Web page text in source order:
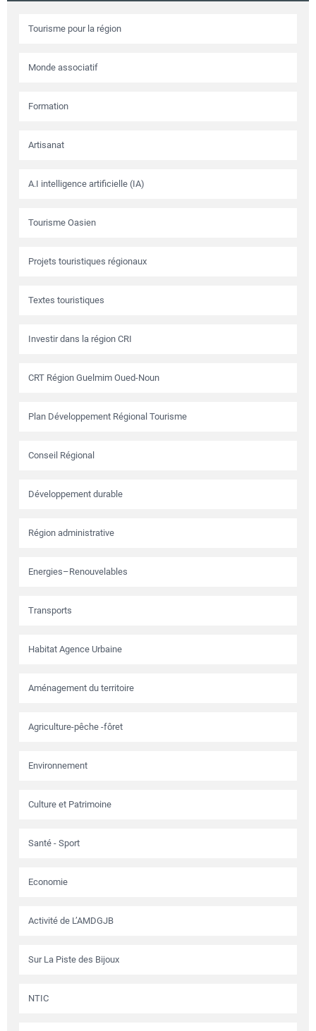
Tourisme pour la région
Monde associatif
Formation
Artisanat
A.I intelligence artificielle (IA)
Tourisme Oasien
Projets touristiques régionaux
Textes touristiques
Investir dans la région CRI
CRT Région Guelmim Oued-Noun
Plan Développement Régional Tourisme
Conseil Régional
Développement durable
Région administrative
Energies–Renouvelables
Transports
Habitat Agence Urbaine
Aménagement du territoire
Agriculture-pêche -fôret
Environnement
Culture et Patrimoine
Santé - Sport
Economie
Activité de L’AMDGJB
Sur La Piste des Bijoux
NTIC